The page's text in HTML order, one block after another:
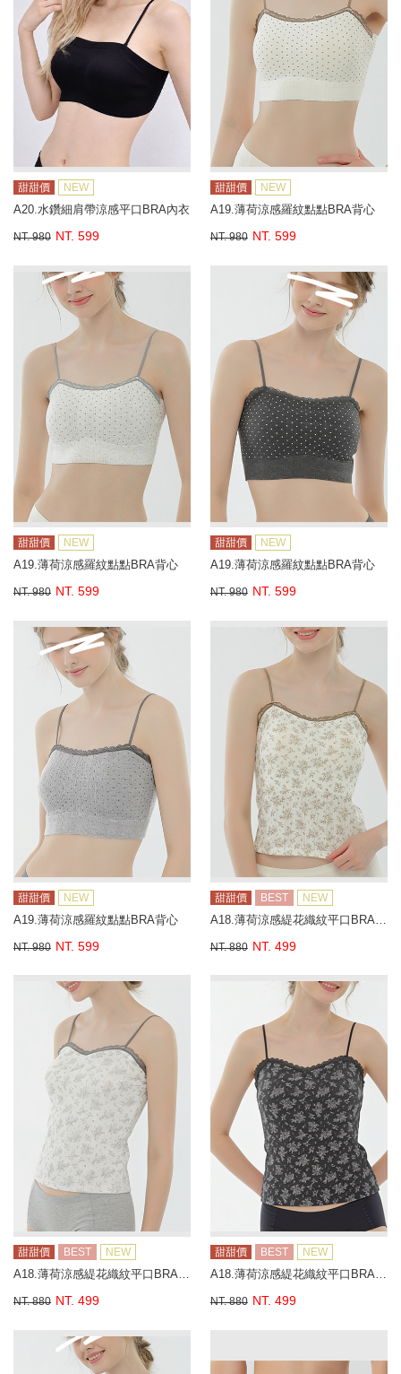
甜甜價 NEW
A20.水鑽細肩帶涼感平口BRA內衣
NT. 980 NT. 599
甜甜價 NEW
A19.薄荷涼感羅紋點點BRA背心
NT. 980 NT. 599
甜甜價 NEW
A19.薄荷涼感羅紋點點BRA背心
NT. 980 NT. 599
甜甜價 NEW
A19.薄荷涼感羅紋點點BRA背心
NT. 980 NT. 599
甜甜價 NEW
A19.薄荷涼感羅紋點點BRA背心
NT. 980 NT. 599
甜甜價 BEST NEW
NT. 880 NT. 499
甜甜價 BEST NEW
A18.薄荷涼感緹花織紋平口BRA背心
NT. 880 NT. 499
甜甜價 BEST NEW
A18.薄荷涼感緹花織紋平口BRA背心
NT. 880 NT. 499